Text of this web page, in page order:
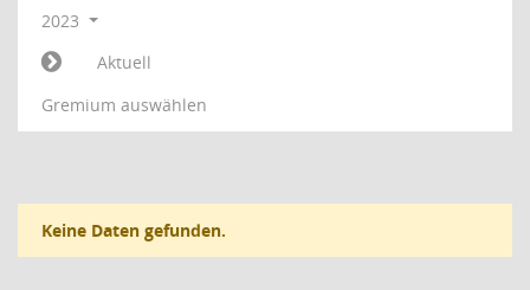
2023
Aktuell
Gremium auswählen
Keine Daten gefunden.